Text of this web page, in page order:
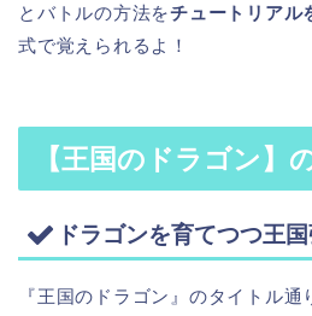
とバトルの方法をチュートリアル
式で覚えられるよ！
【王国のドラゴン】
ドラゴンを育てつつ王
『王国のドラゴン』のタイトル